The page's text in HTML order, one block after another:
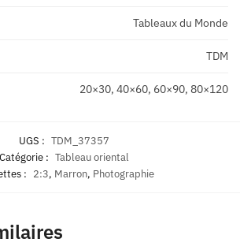
Tableaux du Monde
TDM
20×30, 40×60, 60×90, 80×120
UGS : TDM_37357
Catégorie : Tableau oriental
: 2:3, Marron, Photographie